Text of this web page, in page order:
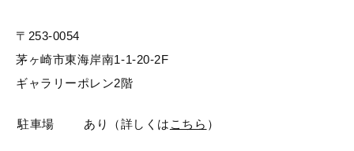
〒253-0054
茅ヶ崎市東海岸南1-1-20-2F
ギャラリーポレン2階
駐車場 あり（詳しくは こちら ）